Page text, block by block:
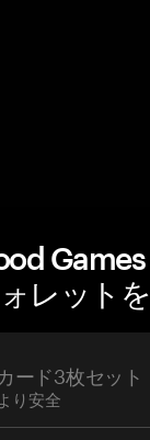
レット
ード3枚セット
り安全